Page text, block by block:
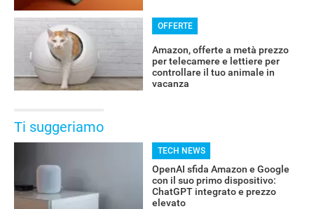
OFFERTE
Amazon, offerte a metà prezzo
per telecamere e lettiere per
controllare il tuo animale in
vacanza
Ti suggeriamo
TECH NEWS
OpenAI sfida Amazon e Google
con il suo primo dispositivo:
ChatGPT integrato e prezzo
elevato